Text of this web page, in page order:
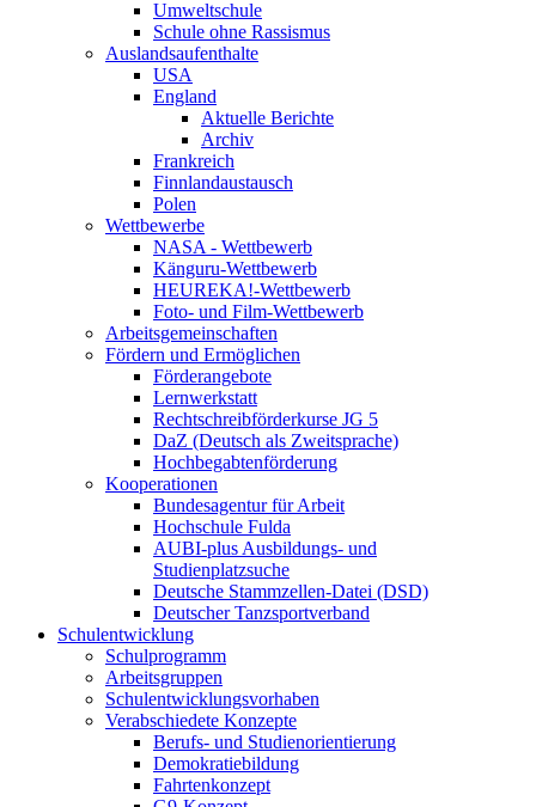
Umweltschule
Schule ohne Rassismus
Auslandsaufenthalte
USA
England
Aktuelle Berichte
Archiv
Frankreich
Finnlandaustausch
Polen
Wettbewerbe
NASA - Wettbewerb
Känguru-Wettbewerb
HEUREKA!-Wettbewerb
Foto- und Film-Wettbewerb
Arbeitsgemeinschaften
Fördern und Ermöglichen
Förderangebote
Lernwerkstatt
Rechtschreibförderkurse JG 5
DaZ (Deutsch als Zweitsprache)
Hochbegabtenförderung
Kooperationen
Bundesagentur für Arbeit
Hochschule Fulda
AUBI-plus Ausbildungs- und
Studienplatzsuche
Deutsche Stammzellen-Datei (DSD)
Deutscher Tanzsportverband
Schulentwicklung
Schulprogramm
Arbeitsgruppen
Schulentwicklungsvorhaben
Verabschiedete Konzepte
Berufs- und Studienorientierung
Demokratiebildung
Fahrtenkonzept